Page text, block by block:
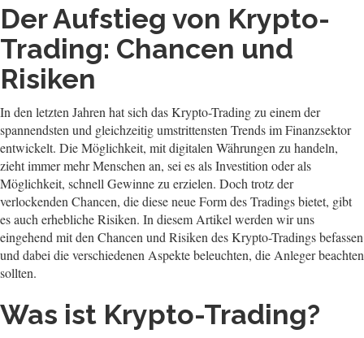
Der Aufstieg von Krypto-
Trading: Chancen und
Risiken
In den letzten Jahren hat sich das Krypto-Trading zu einem der
spannendsten und gleichzeitig umstrittensten Trends im Finanzsektor
entwickelt. Die Möglichkeit, mit digitalen Währungen zu handeln,
zieht immer mehr Menschen an, sei es als Investition oder als
Möglichkeit, schnell Gewinne zu erzielen. Doch trotz der
verlockenden Chancen, die diese neue Form des Tradings bietet, gibt
es auch erhebliche Risiken. In diesem Artikel werden wir uns
eingehend mit den Chancen und Risiken des Krypto-Tradings befassen
und dabei die verschiedenen Aspekte beleuchten, die Anleger beachten
sollten.
Was ist Krypto-Trading?